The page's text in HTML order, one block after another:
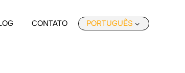
CONTATO PORTUGUÊS